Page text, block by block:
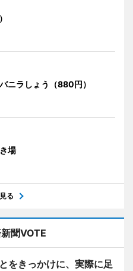
ニラしょう（880円）
場
る
聞VOTE
をきっかけに、実際に足